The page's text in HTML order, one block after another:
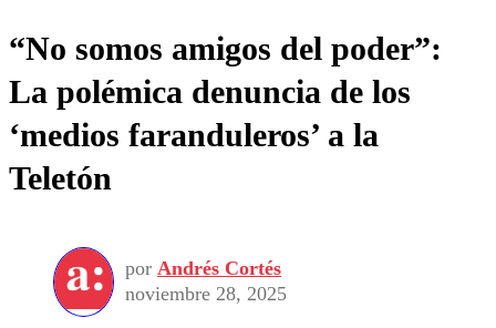
“No somos amigos del poder”:
La polémica denuncia de los
‘medios faranduleros’ a la
Teletón
por Andrés Cortés
noviembre 28, 2025